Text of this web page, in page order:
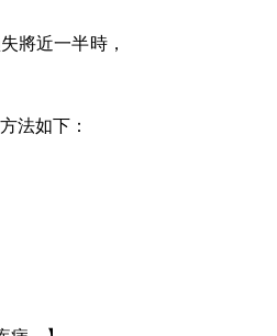
將近一半時，
法如下：